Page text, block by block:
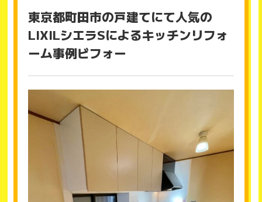
東京都町田市の戸建てにて人気の
LIXILシエラSによるキッチンリフォ
ーム事例ビフォー